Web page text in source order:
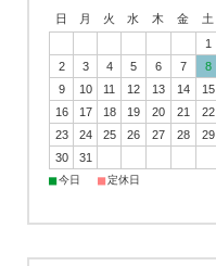
日 月 火 水 木 金
土
1
2
3 4 5 6 7
8
9
10 11 12 13 14
15
16
17 18 19 20 21
22
23
24 25 26 27 28
29
30
31
■今日 ■定休日